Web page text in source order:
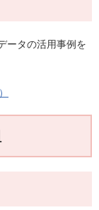
ータの活用事例を